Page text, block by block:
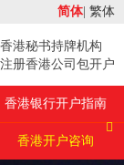
简体| 繁体
香港秘书持牌机构
注册香港公司包开户
香港银行开户指南
香港开户咨询